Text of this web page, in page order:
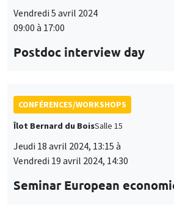
Vendredi 5 avril 2024
09:00 à 17:00
Postdoc interview day
CONFÉRENCES/WORKSHOPS
Îlot Bernard du BoisSalle 15
Jeudi 18 avril 2024, 13:15 à
Vendredi 19 avril 2024, 14:30
Seminar European